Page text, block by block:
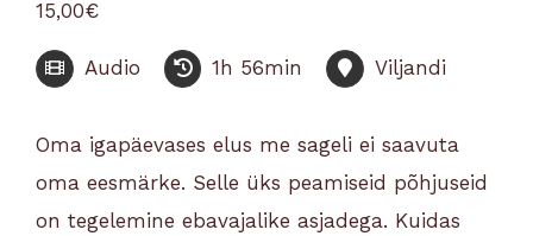
15,00€
Audio 1h 56min Viljandi
Oma igapäevases elus me sageli ei saavuta
oma eesmärke. Selle üks peamiseid põhjuseid
on tegelemine ebavajalike asjadega. Kuidas